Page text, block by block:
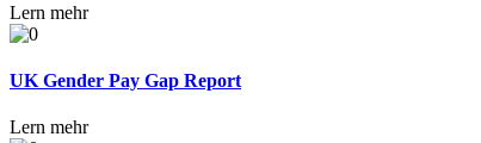
Lern mehr
UK Gender Pay Gap Report
Lern mehr